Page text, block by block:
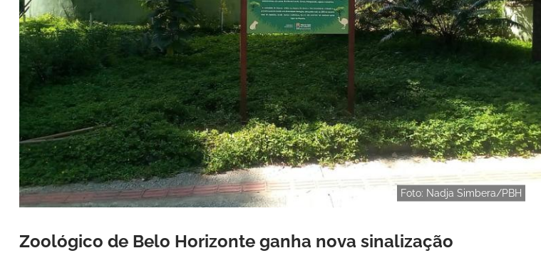
Foto: Nadja Simbera/PBH
Zoológico de Belo Horizonte ganha nova sinalização